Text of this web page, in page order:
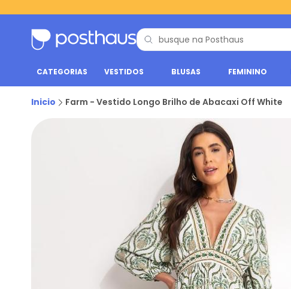
CATEGORIAS VESTIDOS BLUSAS FEMININO
Inicio Farm - Vestido Longo Brilho de Abacaxi Off White